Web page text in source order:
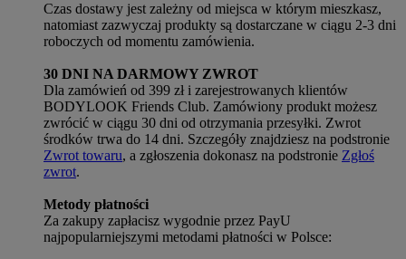
Czas dostawy jest zależny od miejsca w którym mieszkasz,
natomiast zazwyczaj produkty są dostarczane w ciągu 2-3 dni
roboczych od momentu zamówienia.
30 DNI NA DARMOWY ZWROT
Dla zamówień od 399 zł i zarejestrowanych klientów
BODYLOOK Friends Club. Zamówiony produkt możesz
zwrócić w ciągu 30 dni od otrzymania przesyłki. Zwrot
środków trwa do 14 dni. Szczegóły znajdziesz na podstronie
Zwrot towaru, a zgłoszenia dokonasz na podstronie Zgłoś
zwrot.
Metody płatności
Za zakupy zapłacisz wygodnie przez PayU
najpopularniejszymi metodami płatności w Polsce: